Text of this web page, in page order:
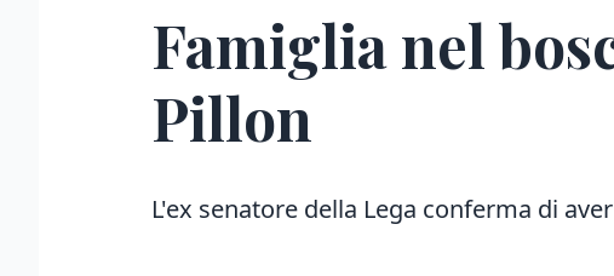
Famiglia nel
Pillon
L'ex senatore della Lega conferma di